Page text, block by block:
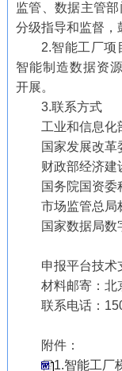
监管、数据主管
分级指导和监督，
2.智能工厂项
智能制造数据资
开展。
3.联系方式
工业和信息
国家发展改
财政部经
国务院国
市场监管总
国家数据
申报平台技术
材料邮寄：北
联系电话：
附件：
1.智能工厂